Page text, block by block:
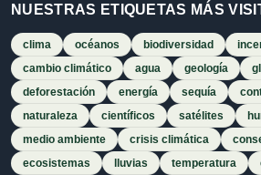
NUESTRAS ETIQUETAS MÁS
clima océanos biodiversidad
cambio climático
agua geología
deforestación
energía sequía
naturaleza
científicos satélites
medio ambiente
crisis climática
ecosistemas
lluvias temperatura